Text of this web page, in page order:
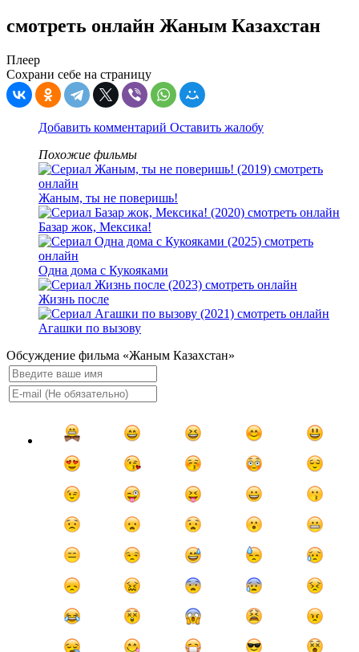
смотреть онлайн Жаным Казахстан
Плеер
Сохрани себе на страницу
Добавить комментарий Оставить жалобу
Похожие фильмы
Жаным, ты не поверишь!
Базар жок, Мексика!
Одна дома с Кукояками
Жизнь после
Агашки по вызову
Обсуждение фильма «Жаным Казахстан»